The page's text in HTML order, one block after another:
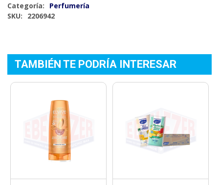
Categoría:
Perfumería
SKU:
2206942
TAMBIÉN TE PODRÍA INTERESAR